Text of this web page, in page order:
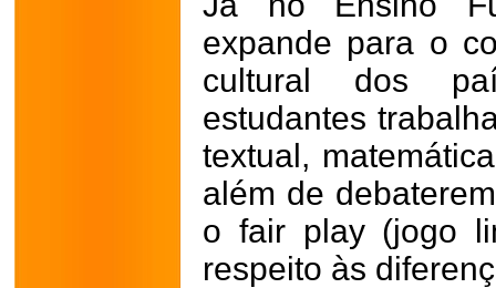
expande para o
cultural dos
estudantes
textual,
além de
o fair play (jogo
respeito às